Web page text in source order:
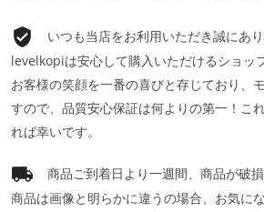
いつも当店をお利用いただき誠にあり
levelkopiは安心して購入いただけるショッ
お客様の笑顔を一番の喜びと存じており、
すので、品質安心保証は何よりの第一！こ
れば幸いです。
商品ご到着日より一週間、商品が破
商品は画像と明らかに違うの場合、お気に